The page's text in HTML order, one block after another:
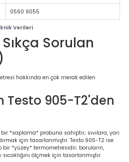
Verileri
0560 9055
Sorulan
hakkında en çok merak edilen
Testo 905-T2'den
*saplama* probuna sahiptir; sıvılara, yarı
için tasarlanmıştır. Testo 905-T2 ise
bir *yüzey* termometresidir; boruların,
ölçmek için tasarlanmıştır.